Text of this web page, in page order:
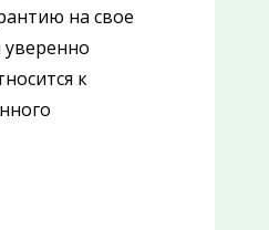
на свое
к